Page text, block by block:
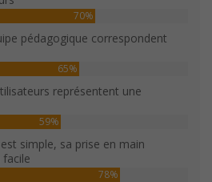
70%
pédagogique correspondent
65%
représentent une
59%
simple, sa prise en main
78%